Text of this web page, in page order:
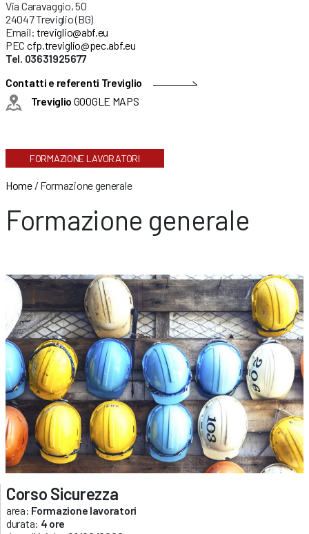
Via Caravaggio, 50
24047 Treviglio (BG)
Email: treviglio@abf.eu
PEC cfp.treviglio@pec.abf.eu
Tel. 03631925677
Contatti e referenti Treviglio
Treviglio GOOGLE MAPS
FORMAZIONE LAVORATORI
Home/ Formazione generale
Formazione generale
Corso Sicurezza
area: Formazione lavoratori
durata: 4 ore